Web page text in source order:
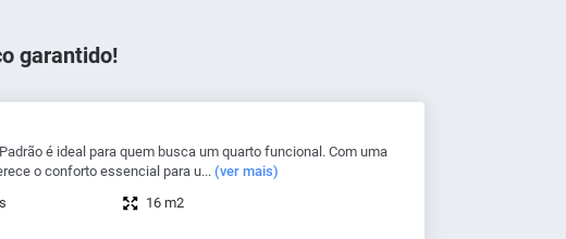
garantido!
é ideal para quem busca um quarto funcional. Com uma
o conforto essencial para u... (ver mais)
16 m2